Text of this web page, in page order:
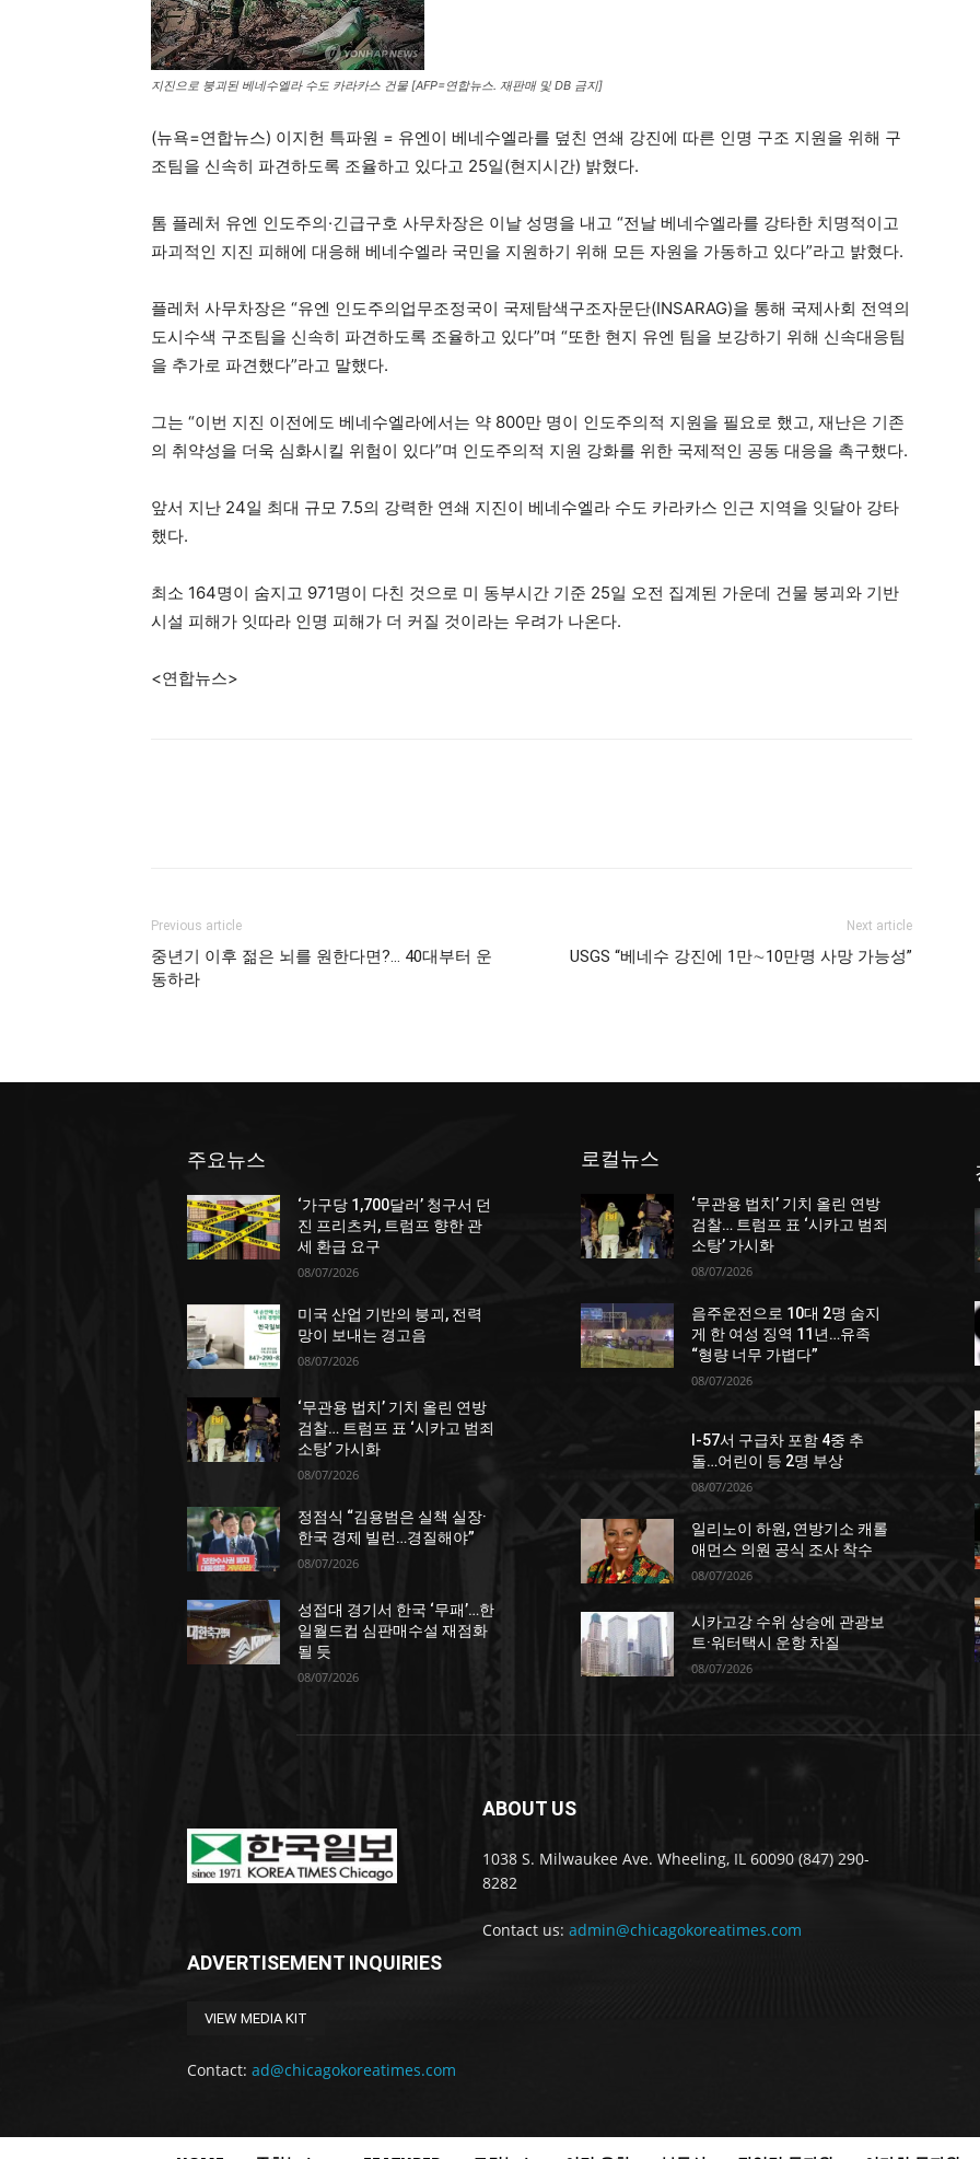
지진으로 붕괴된 베네수엘라 수도 카라카스 건물 [AFP=연합뉴스. 재판매 및 DB 금지]
(뉴욕=연합뉴스) 이지헌 특파원 = 유엔이 베네수엘라를 덮친 연쇄 강진에 따른 인명 구조 지원을 위해 구
조팀을 신속히 파견하도록 조율하고 있다고 25일(현지시간) 밝혔다.
톰 플레처 유엔 인도주의·긴급구호 사무차장은 이날 성명을 내고 “전날 베네수엘라를 강타한 치명적이고
파괴적인 지진 피해에 대응해 베네수엘라 국민을 지원하기 위해 모든 자원을 가동하고 있다”라고 밝혔다.
플레처 사무차장은 “유엔 인도주의업무조정국이 국제탐색구조자문단(INSARAG)을 통해 국제사회 전역의
도시수색 구조팀을 신속히 파견하도록 조율하고 있다”며 “또한 현지 유엔 팀을 보강하기 위해 신속대응팀
을 추가로 파견했다”라고 말했다.
그는 “이번 지진 이전에도 베네수엘라에서는 약 800만 명이 인도주의적 지원을 필요로 했고, 재난은 기존
의 취약성을 더욱 심화시킬 위험이 있다”며 인도주의적 지원 강화를 위한 국제적인 공동 대응을 촉구했다.
앞서 지난 24일 최대 규모 7.5의 강력한 연쇄 지진이 베네수엘라 수도 카라카스 인근 지역을 잇달아 강타
했다.
최소 164명이 숨지고 971명이 다친 것으로 미 동부시간 기준 25일 오전 집계된 가운데 건물 붕괴와 기반
시설 피해가 잇따라 인명 피해가 더 커질 것이라는 우려가 나온다.
<연합뉴스>
Previous article
중년기 이후 젊은 뇌를 원한다면?… 40대부터 운
동하라
Next article
USGS “베네수 강진에 1만∼10만명 사망 가능성”
주요뉴스
‘가구당 1,700달러’ 청구서 던
진 프리츠커, 트럼프 향한 관
세 환급 요구
08/07/2026
미국 산업 기반의 붕괴, 전력
망이 보내는 경고음
08/07/2026
‘무관용 법치’ 기치 올린 연방
검찰… 트럼프 표 ‘시카고 범죄
소탕’ 가시화
08/07/2026
정점식 “김용범은 실책 실장·
한국 경제 빌런…경질해야”
08/07/2026
성접대 경기서 한국 ‘무패’…한
일월드컵 심판매수설 재점화
될 듯
08/07/2026
로컬뉴스
‘무관용 법치’ 기치 올린 연방
검찰… 트럼프 표 ‘시카고 범죄
소탕’ 가시화
08/07/2026
음주운전으로 10대 2명 숨지
게 한 여성 징역 11년…유족
“형량 너무 가볍다”
08/07/2026
I-57서 구급차 포함 4중 추
돌…어린이 등 2명 부상
08/07/2026
일리노이 하원, 연방기소 캐롤
애먼스 의원 공식 조사 착수
08/07/2026
시카고강 수위 상승에 관광보
트·워터택시 운항 차질
08/07/2026
ABOUT US
1038 S. Milwaukee Ave. Wheeling, IL 60090 (847) 290-
8282
Contact us: admin@chicagokoreatimes.com
ADVERTISEMENT INQUIRIES
VIEW MEDIA KIT
Contact: ad@chicagokoreatimes.com